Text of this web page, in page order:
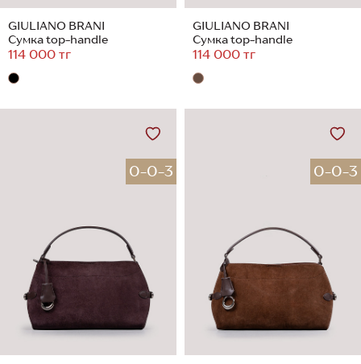
GIULIANO BRANI
Сумка top-handle
114 000 тг
GIULIANO BRANI
Сумка top-handle
114 000 тг
0-0-3 0-0-3